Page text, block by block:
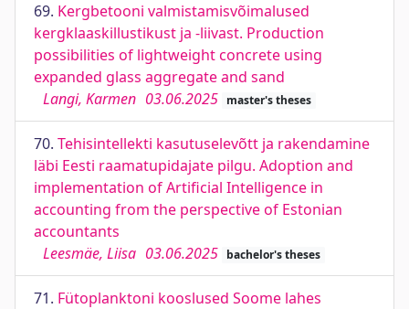
69. Kergbetooni valmistamisvõimalused
kergklaaskillustikust ja -liivast. Production
possibilities of lightweight concrete using
expanded glass aggregate and sand
Langi, Karmen 03.06.2025 master's theses
70. Tehisintellekti kasutuselevõtt ja rakendamine
läbi Eesti raamatupidajate pilgu. Adoption and
implementation of Artificial Intelligence in
accounting from the perspective of Estonian
accountants
Leesmäe, Liisa 03.06.2025 bachelor's theses
71. Fütoplanktoni kooslused Soome lahes